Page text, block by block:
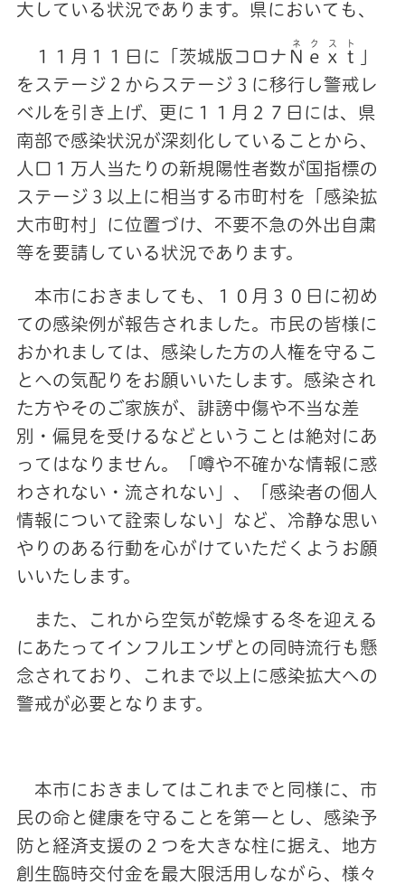
大している状況であります。県においても、
１１月１１日に「茨城版コロナ Ｎｅｘｔ
ネクスト
をステージ２からステージ３に移行し警戒レ
ベルを引き上げ、更に１１月２７日には、県
南部で感染状況が深刻化していることから、
人口１万人当たりの新規陽性者数が国指標の
ステージ３以上に相当する市町村を「感染拡
大市町村」に位置づけ、不要不急の外出自粛
等を要請している状況であります。
本市におきましても、１０月３０日に初め
ての感染例が報告されました。市民の皆様に
おかれましては、感染した方の人権を守るこ
とへの気配りをお願いいたします。感染され
た方やそのご家族が、誹謗中傷や不当な差
別・偏見を受けるなどということは絶対にあ
ってはなりません。「噂や不確かな情報に惑
わされない・流されない」、「感染者の個人
情報について詮索しない」など、冷静な思い
やりのある行動を心がけていただくようお願
いいたします。
また、これから空気が乾燥する冬を迎える
にあたってインフルエンザとの同時流行も懸
念されており、これまで以上に感染拡大への
警戒が必要となります。
本市におきましてはこれまでと同様に、市
民の命と健康を守ることを第一とし、感染予
防と経済支援の２つを大きな柱に据え、地方
創生臨時交付金を最大限活用しながら、様々